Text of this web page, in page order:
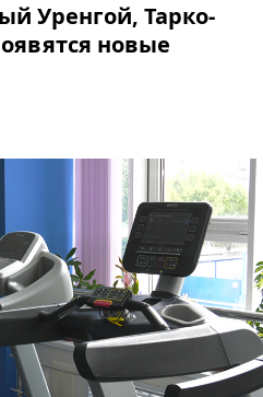
Уренгой, Тарко-
новые